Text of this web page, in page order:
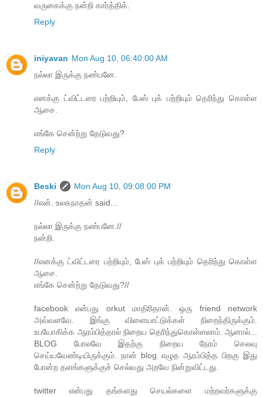
வருகைக்கு நன்றி கார்த்திக்.
Reply
iniyavan Mon Aug 10, 06:40:00 AM
நல்லா இருக்கு நண்பனே.
எனக்கு ட்விட்டரை பற்றியும், பேஸ் புக் பற்றியும் தெரிந்து கொள்ள
ஆசை.
எங்கே சென்ற்று தேடுவது?
Reply
Beski
Mon Aug 10, 09:08:00 PM
//என். உலகநாதன் said...
நல்லா இருக்கு நண்பனே.//
நன்றி.
//எனக்கு ட்விட்டரை பற்றியும், பேஸ் புக் பற்றியும் தெரிந்து கொள்ள
ஆசை.
எங்கே சென்ற்று தேடுவது?//
facebook என்பது orkut மாதிரிதான். ஒரு friend network
அவ்வளவே. இங்கு விளையாட்டுக்கள் நிறைந்திருக்கும்.
உபயோகிக்க ஆரம்பித்தால் நிறைய தெரிந்துகொள்ளலாம். ஆனால்...
BLOG போலவே இதற்கு நிறைய நேரம் செலவு
செய்யவேண்டியிருக்கும். நான் blog எழுத ஆரம்பித்த பிறகு இது
போன்ற தளங்களுக்குச் செல்வது அறவே நின்றுவிட்டது.
twitter என்பது தங்களது செயல்களை மற்றவர்களுக்கு